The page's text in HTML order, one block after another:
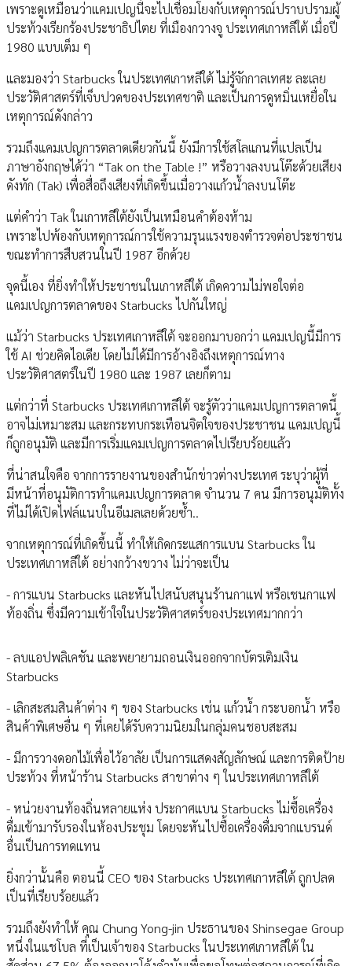
เพราะดูเหมือนว่าแคมเปญนี้จะไปเชื่อมโยงกับเหตุการณ์ปราบปรามผู้
ประท้วงเรียกร้องประชาธิปไตย ที่เมืองกวางจู ประเทศเกาหลีใต้ เมื่อปี
1980 แบบเต็ม ๆ
และมองว่า Starbucks ในประเทศเกาหลีใต้ ไม่รู้จักกาลเทศะ ละเลย
ประวัติศาสตร์ที่เจ็บปวดของประเทศชาติ และเป็นการดูหมิ่นเหยื่อใน
เหตุการณ์ดังกล่าว
รวมถึงแคมเปญการตลาดเดียวกันนี้ ยังมีการใช้สโลแกนที่แปลเป็น
ภาษาอังกฤษได้ว่า “Tak on the Table !” หรือวางลงบนโต๊ะด้วยเสียง
ดังทัก (Tak) เพื่อสื่อถึงเสียงที่เกิดขึ้นเมื่อวางแก้วน้ำลงบนโต๊ะ
แต่คำว่า Tak ในเกาหลีใต้ยังเป็นเหมือนคำต้องห้าม
เพราะไปพ้องกับเหตุการณ์การใช้ความรุนแรงของตำรวจต่อประชาชน
ขณะทำการสืบสวนในปี 1987 อีกด้วย
จุดนี้เอง ที่ยิ่งทำให้ประชาชนในเกาหลีใต้ เกิดความไม่พอใจต่อ
แคมเปญการตลาดของ Starbucks ไปกันใหญ่
แม้ว่า Starbucks ประเทศเกาหลีใต้ จะออกมาบอกว่า แคมเปญนี้มีการ
ใช้ AI ช่วยคิดไอเดีย โดยไม่ได้มีการอ้างอิงถึงเหตุการณ์ทาง
ประวัติศาสตร์ในปี 1980 และ 1987 เลยก็ตาม
แต่กว่าที่ Starbucks ประเทศเกาหลีใต้ จะรู้ตัวว่าแคมเปญการตลาดนี้
อาจไม่เหมาะสม และกระทบกระเทือนจิตใจของประชาชน แคมเปญนี้
ก็ถูกอนุมัติ และมีการเริ่มแคมเปญการตลาดไปเรียบร้อยแล้ว
ที่น่าสนใจคือ จากการรายงานของสำนักข่าวต่างประเทศ ระบุว่าผู้ที่
มีหน้าที่อนุมัติการทำแคมเปญการตลาด จำนวน 7 คน มีการอนุมัติทั้ง
ที่ไม่ได้เปิดไฟล์แนบในอีเมลเลยด้วยซ้ำ..
จากเหตุการณ์ที่เกิดขึ้นนี้ ทำให้เกิดกระแสการแบน Starbucks ใน
ประเทศเกาหลีใต้ อย่างกว้างขวาง ไม่ว่าจะเป็น
- การแบน Starbucks และหันไปสนับสนุนร้านกาแฟ หรือเชนกาแฟ
ท้องถิ่น ซึ่งมีความเข้าใจในประวัติศาสตร์ของประเทศมากกว่า
- ลบแอปพลิเคชัน และพยายามถอนเงินออกจากบัตรเติมเงิน
Starbucks
- เลิกสะสมสินค้าต่าง ๆ ของ Starbucks เช่น แก้วน้ำ กระบอกน้ำ หรือ
สินค้าพิเศษอื่น ๆ ที่เคยได้รับความนิยมในกลุ่มคนชอบสะสม
- มีการวางดอกไม้เพื่อไว้อาลัย เป็นการแสดงสัญลักษณ์ และการติดป้าย
ประท้วง ที่หน้าร้าน Starbucks สาขาต่าง ๆ ในประเทศเกาหลีใต้
- หน่วยงานท้องถิ่นหลายแห่ง ประกาศแบน Starbucks ไม่ซื้อเครื่อง
ดื่มเข้ามารับรองในห้องประชุม โดยจะหันไปซื้อเครื่องดื่มจากแบรนด์
อื่นเป็นการทดแทน
ยิ่งกว่านั้นคือ ตอนนี้ CEO ของ Starbucks ประเทศเกาหลีใต้ ถูกปลด
เป็นที่เรียบร้อยแล้ว
รวมถึงยังทำให้ คุณ Chung Yong-jin ประธานของ Shinsegae Group
หนึ่งในแชโบล ที่เป็นเจ้าของ Starbucks ในประเทศเกาหลีใต้ ใน